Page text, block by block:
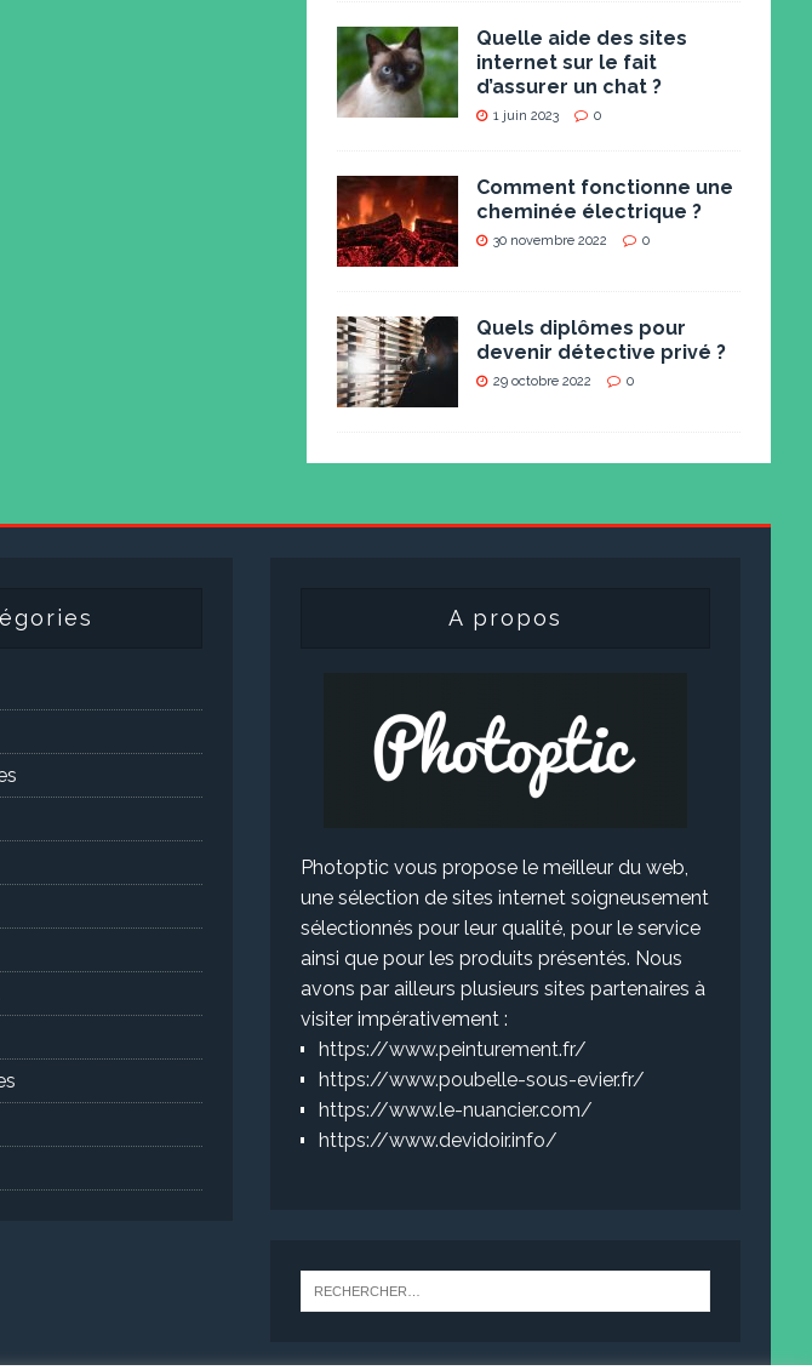
Quelle aide des sites
internet sur le fait
d’assurer un chat ?
1 juin 2023 0
Comment fonctionne une
cheminée électrique ?
30 novembre 2022 0
Quels diplômes pour
devenir détective privé ?
29 octobre 2022 0
A propos
Photoptic vous propose le meilleur du web,
une sélection de sites internet soigneusement
sélectionnés pour leur qualité, pour le service
ainsi que pour les produits présentés. Nous
avons par ailleurs plusieurs sites partenaires à
visiter impérativement :
https://www.peinturement.fr/
https://www.poubelle-sous-evier.fr/
https://www.le-nuancier.com/
https://www.devidoir.info/